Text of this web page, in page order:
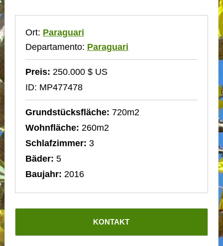
Ort: Paraguari
Departamento: Paraguari
Preis: 250.000 $ US
ID: MP477478
Grundstücksfläche: 720m2
Wohnfläche: 260m2
Schlafzimmer: 3
Bäder: 5
Baujahr: 2016
KONTAKT